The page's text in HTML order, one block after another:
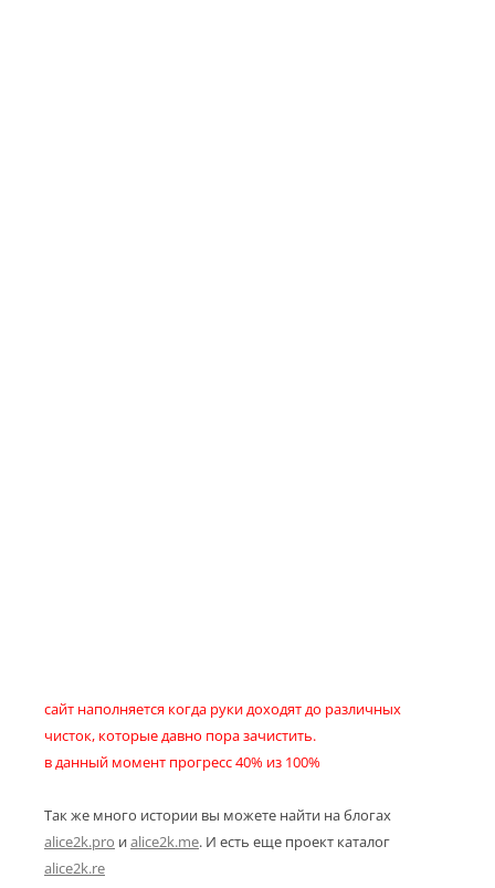
сайт наполняется когда руки доходят до различных
чисток, которые давно пора зачистить.
в данный момент прогресс 40% из 100%
Так же много истории вы можете найти на блогах
alice2k.pro иalice2k.me. И есть еще проект каталог
alice2k.re